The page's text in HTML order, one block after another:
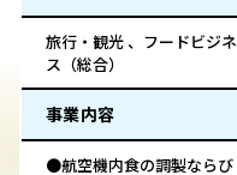
旅行・観光 、フードビジネ
ス（総合）
事業内容
●航空機内食の調製ならび